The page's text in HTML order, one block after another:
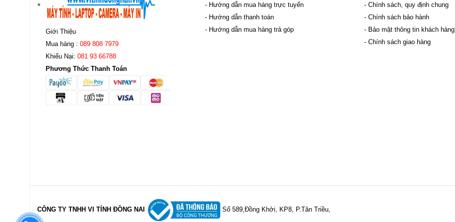
Giới Thiệu
Mua hàng : 089 808 7979
Khiếu Nại: 081 93 66788
Phương Thức Thanh Toán
- Hướng dẫn mua hàng trực tuyến
- Hướng dẫn thanh toán
- Hướng dẫn mua hàng trả góp
- Chính sách, quy định chung
- Chính sách bảo hành
- Bảo mật thông tin khách hàng
- Chính sách giao hàng
CÔNG TY TNHH VI TÍNH ĐỒNG NAI Số 589,Đồng Khởi, KP8, P.Tân Triều,